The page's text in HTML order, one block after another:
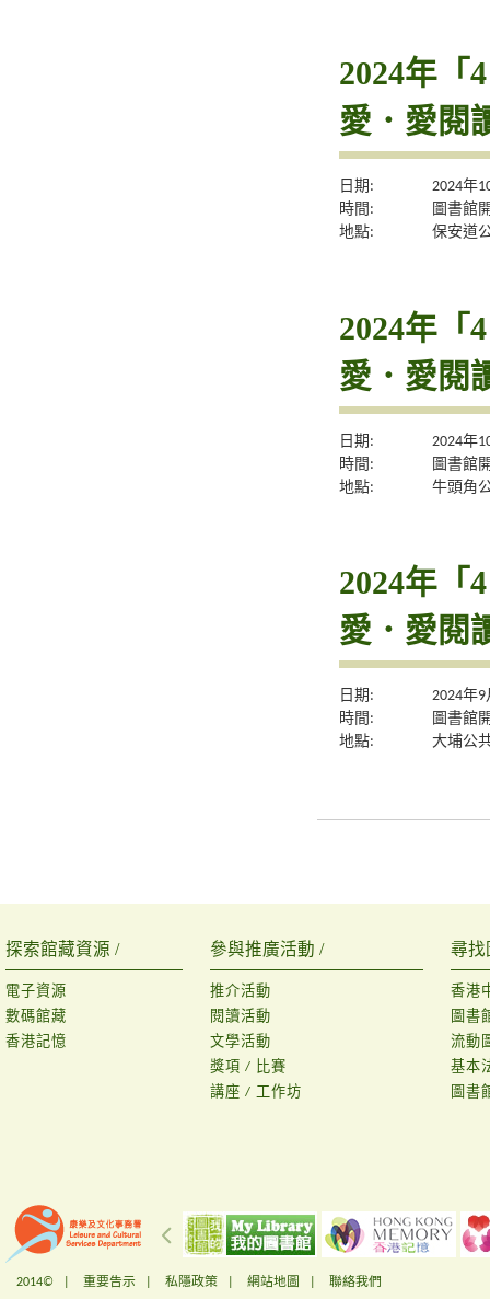
2024年「
愛．愛閱
日期:
2024年
時間:
圖書館
地點:
保安道
2024年「
愛．愛閱
日期:
2024年
時間:
圖書館
地點:
牛頭角
2024年「
愛．愛閱
日期:
2024年
時間:
圖書館
地點:
大埔公
探索館藏資源 /
電子資源
數碼館藏
香港記憶
參與推廣活動 /
推介活動
閱讀活動
文學活動
獎項 / 比賽
講座 / 工作坊
尋找
香港
圖書
流動
基本
圖書
2014© | 重要告示 私隱政策 網站地圖 聯絡我們